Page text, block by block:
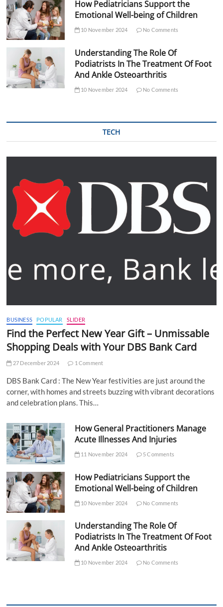
How Pediatricians Support the
Emotional Well-being of Children
10 November 2024 No Comments
Understanding The Role Of
Podiatrists In The Treatment Of Foot
And Ankle Osteoarthritis
10 November 2024 No Comments
TECH
BUSINESS POPULAR SLIDER
Find the Perfect New Year Gift – Unmissable
Shopping Deals with Your DBS Bank Card
27 December 2024 1 Comment
DBS Bank Card : The New Year festivities are just around the
corner, with homes and streets buzzing with vibrant decorations
and celebration plans. This…
How General Practitioners Manage
Acute Illnesses And Injuries
11 November 2024 5 Comments
How Pediatricians Support the
Emotional Well-being of Children
10 November 2024 No Comments
Understanding The Role Of
Podiatrists In The Treatment Of Foot
And Ankle Osteoarthritis
10 November 2024 No Comments